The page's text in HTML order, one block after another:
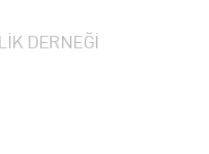
DERNEĞİ